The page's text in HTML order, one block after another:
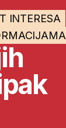
INTERESA